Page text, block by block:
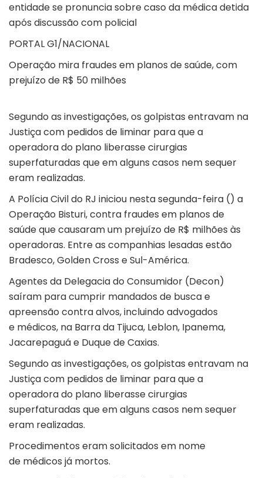
entidade se pronuncia sobre caso da médica detida
após discussão com policial
PORTAL G1/NACIONAL
Operação mira fraudes em planos de saúde, com
prejuízo de R$ 50 milhões
Segundo as investigações, os golpistas entravam na
Justiça com pedidos de liminar para que a
operadora do plano liberasse cirurgias
superfaturadas que em alguns casos nem sequer
eram realizadas.
A Polícia Civil do RJ iniciou nesta segunda-feira () a
Operação Bisturi, contra fraudes em planos de
saúde que causaram um prejuízo de R$ milhões às
operadoras. Entre as companhias lesadas estão
Bradesco, Golden Cross e Sul-América.
Agentes da Delegacia do Consumidor (Decon)
saíram para cumprir mandados de busca e
apreensão contra alvos, incluindo advogados
e médicos, na Barra da Tijuca, Leblon, Ipanema,
Jacarepaguá e Duque de Caxias.
Segundo as investigações, os golpistas entravam na
Justiça com pedidos de liminar para que a
operadora do plano liberasse cirurgias
superfaturadas que em alguns casos nem sequer
eram realizadas.
Procedimentos eram solicitados em nome
de médicos já mortos.